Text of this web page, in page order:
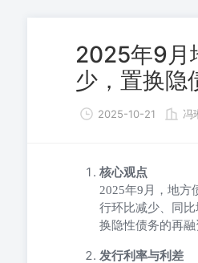
2025年9月
少，置换隐
2025-10-21 冯
核心观点
2025年9月，地方
行环比减少、同
换隐性债务的再融
发行利率与利差